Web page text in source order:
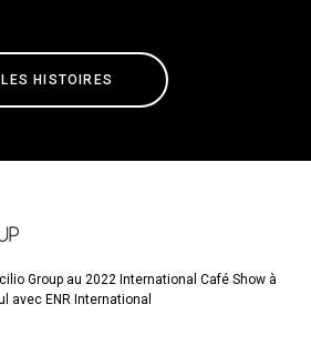
HISTOIRES
Group au 2022 International Café Show à
avec ENR International